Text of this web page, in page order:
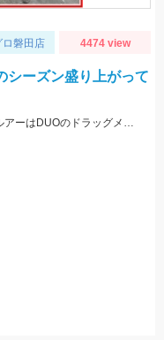
ロ磐田店 4474 view
シーズン盛り上がって
スタッフ村松がマゴチを釣りました。ヒットルアーはDUOのドラッグメタルキャストショット30gのイワシカラー。